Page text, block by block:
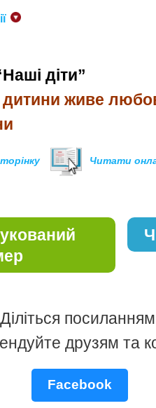
діти”
дитини живе
Читати
Діліться
друзям та
Facebook